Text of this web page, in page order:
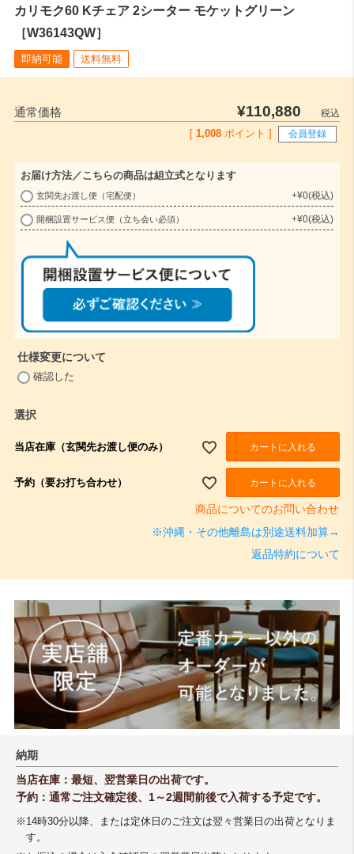
カリモク60 Kチェア 2シーター モケットグリーン
［W36143QW］
即納可能 送料無料
通常価格 ¥110,880
税込
[ 1,008 ポイント ] 会員登録
お届け方法／こちらの商品は組立式となります
)
玄関先お渡し便（宅配便） +¥0 税込
開梱設置サービス便（立ち会い必須） +¥0 税込
仕様変更について
確認した
選択
当店在庫（玄関先お渡し便のみ） カートに入れる
予約（要お打ち合わせ） カートに入れる
商品についてのお問い合わせ
※沖縄・その他離島は別途送料加算→
返品特約について
納期
当店在庫：最短、翌営業日の出荷です。
予約：通常ご注文確定後、1～2週間前後で入荷する予定です。
※14時30分以降、または定休日のご注文は翌々営業日の出荷となりま
す。